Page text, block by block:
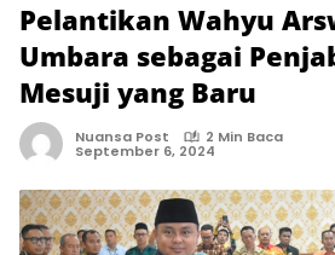
Pelantikan Wahyu
Umbara sebagai
Mesuji yang Baru
Nuansa Post 2 Min Baca
September 6, 2024